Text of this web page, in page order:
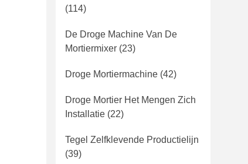
(114)
De Droge Machine Van De
Mortiermixer (23)
Droge Mortiermachine (42)
Droge Mortier Het Mengen Zich
Installatie (22)
Tegel Zelfklevende Productielijn
(39)